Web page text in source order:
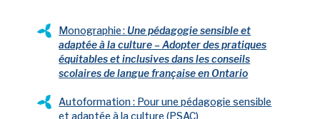
Monographie : Une pédagogie sensible et
adaptée à la culture – Adopter des pratiques
équitables et inclusives dans les conseils
scolaires de langue française en Ontarionouvel onglet
Autoformation : Pour une pédagogie sensible
et adaptée à la culture (PSAC)nouvel onglet